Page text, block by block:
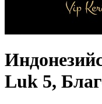
Luk 5,